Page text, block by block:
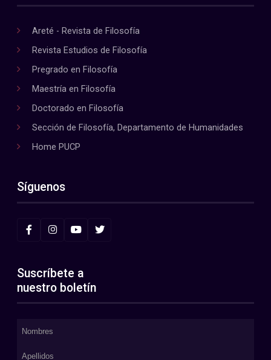
Areté - Revista de Filosofía
Revista Estudios de Filosofía
Pregrado en Filosofía
Maestría en Filosofía
Doctorado en Filosofía
Sección de Filosofía, Departamento de Humanidades
Home PUCP
Síguenos
Suscríbete a
nuestro boletín